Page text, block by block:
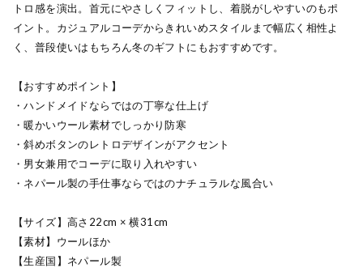
トロ感を演出。首元にやさしくフィットし、着脱がしやすいのもポ
イント。カジュアルコーデからきれいめスタイルまで幅広く相性よ
く、普段使いはもちろん冬のギフトにもおすすめです。
【おすすめポイント】
・ハンドメイドならではの丁寧な仕上げ
・暖かいウール素材でしっかり防寒
・斜めボタンのレトロデザインがアクセント
・男女兼用でコーデに取り入れやすい
・ネパール製の手仕事ならではのナチュラルな風合い
【サイズ】高さ22cm × 横31cm
【素材】ウールほか
【生産国】ネパール製